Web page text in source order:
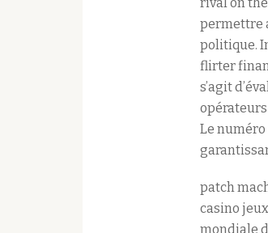
permettre
politique.
flirter
s’agit
Le numéro
patch
casino
mondiale